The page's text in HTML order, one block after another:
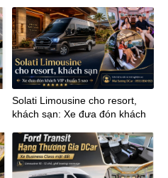
Solati Limousine cho resort,
khách sạn: Xe đưa đón khách